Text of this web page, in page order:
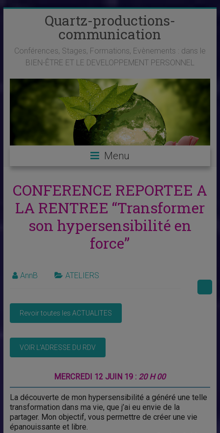
Quartz-productions-
communication
Conférences, Stages, Formations, Evènements : dans le
BIEN-ÊTRE ET LE DEVELOPPEMENT PERSONNEL
Menu
CONFERENCE REPORTEE A
LA RENTREE “Transformer
son hypersensibilité en
force”
AnnB ATELIERS
MERCREDI 12 JUIN 19 : 20 H 00
La découverte de mon hypersensibilité a généré une telle
transformation dans ma vie, que j’ai eu envie de la
partager. Mon objectif, vous permettre de créer une vie
épanouissante et libre.